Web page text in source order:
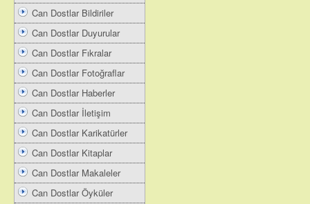
Can Dostlar Bildiriler
Can Dostlar Duyurular
Can Dostlar Fıkralar
Can Dostlar Fotoğraflar
Can Dostlar Haberler
Can Dostlar İletişim
Can Dostlar Karikatürler
Can Dostlar Kitaplar
Can Dostlar Makaleler
Can Dostlar Öyküler